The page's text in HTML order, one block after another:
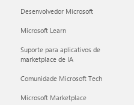
Desenvolvedor Microsoft
Microsoft Learn
Suporte para aplicativos de
marketplace de IA
Comunidade Microsoft Tech
Microsoft Marketplace